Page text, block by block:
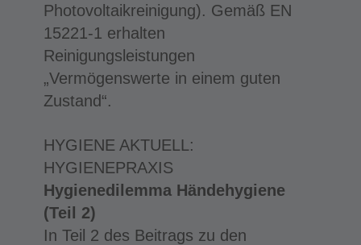
Photovoltaikreinigung). Gemäß EN
15221-1 erhalten
Reinigungsleistungen
„Vermögenswerte in einem guten
Zustand“.
HYGIENE AKTUELL:
HYGIENEPRAXIS
Hygienedilemma Händehygiene
(Teil 2)
In Teil 2 des Beitrags zu den